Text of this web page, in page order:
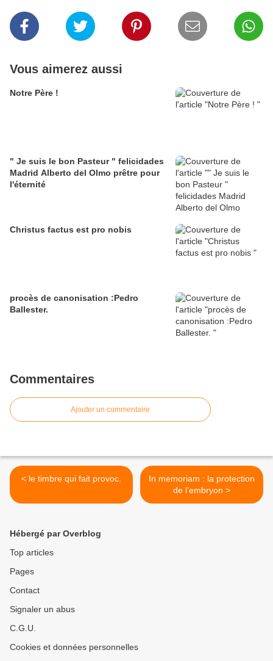
Vous aimerez aussi
Notre Père !
" Je suis le bon Pasteur " felicidades
Madrid Alberto del Olmo prêtre pour
l'éternité
Christus factus est pro nobis
procès de canonisation :Pedro
Ballester.
Commentaires
Ajouter un commentaire
< le timbre qui fait provoc.
In memoriam : la protection
de l’embryon >
Hébergé par Overblog
Top articles
Pages
Contact
Signaler un abus
C.G.U.
Cookies et données personnelles